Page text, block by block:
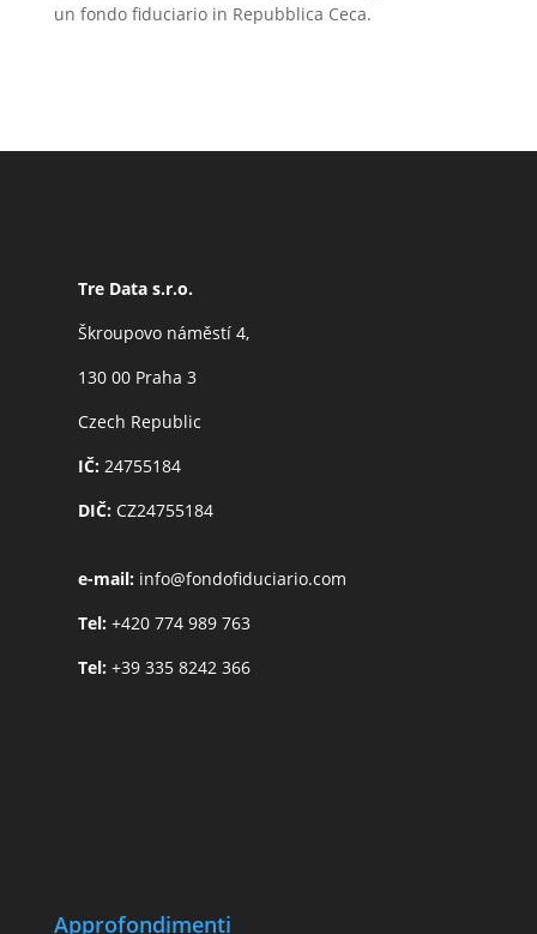
un fondo fiduciario in Repubblica Ceca.
Tre Data s.r.o.
Škroupovo náměstí 4,
130 00 Praha 3
Czech Republic
IČ:24755184
DIČ:CZ24755184
e-mail: info@fondofiduciario.com
Tel: +420 774 989 763
Tel: +39 335 8242 366
Approfondimenti